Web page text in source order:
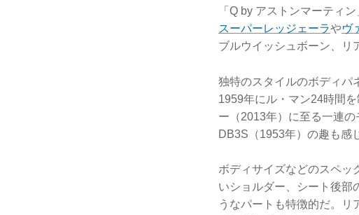
「Q by アストンマーティ
スーパーレッジェーラやヴ
ブルウイッシュボーン、リ
独特のスタイルのボディパ
1959年にル・マン24時間
ー（2013年）に至る一連
DB3S（1953年）の趣も感
ボディサイズなどのスペッ
いショルダー、シート後部
うなパートも特徴的だ。